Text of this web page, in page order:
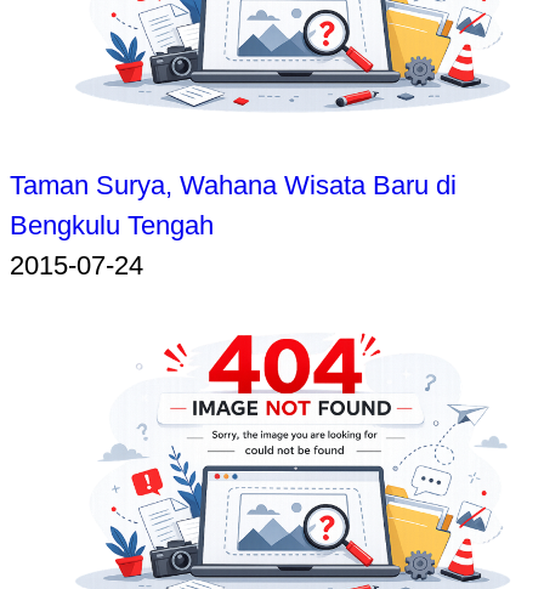
Taman Surya, Wahana Wisata Baru di
Bengkulu Tengah
2015-07-24